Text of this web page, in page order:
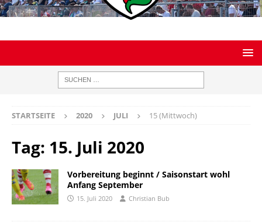
STARTSEITE 2020 JULI 15 (Mittwoch)
Tag: 15. Juli 2020
Vorbereitung beginnt / Saisonstart wohl
Anfang September
15. Juli 2020 Christian Bub